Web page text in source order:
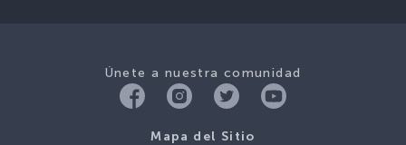
Únete a nuestra comunidad
Mapa del Sitio